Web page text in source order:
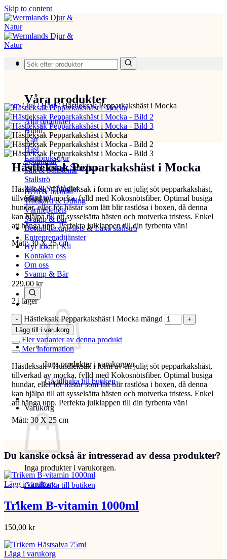
Skip to content
Produkter
Våra produkter
Alla produkter
Hund
Katt
Häst
Lantbruksdjur
Fågel, Fisk & Smådjur
Spannmål
Salt & Saltstenar
Stallströ
Vilt & Småfåglar
Stängsel
Hem & hushåll
Trädgård & Odling
Värmepellets
Svamp & bär
Beställ Laxåpellets & Laxå stallströ
Entreprenadtjänster
Hyr lokal i Kil
Kontakta oss
Om oss
Svamp & Bär
Inga produkter i varukorgen.
Gå tillbaka till butiken
Varukorg
Inga produkter i varukorgen.
Gå tillbaka till butiken
Hem/Jul/Häst/Hästleksak Pepparkakshäst i Mocka
Hästleksak Pepparkakshäst i Mocka
Hästleksak / Hundleksak i form av en julig söt pepparkakshäst,
tillverkad av mocka, fylld med Kokosnötsfiber. Optimal busiga
hundar, eller för hästar som lätt blir rastlösa i boxen, då denna
kan hjälpa till att sysselsätta hästen och motverka tristess. Enkel
att hänga upp. Perfekta julklappen till din fyrbenta vän!
Mått: 30 X 25 cm
229,00 kr
2 i lager
Hästleksak Pepparkakshäst i Mocka mängd
Lägg till i varukorg
Fler varianter av denna produkt
Mer information
Hästleksak / Hundleksak i form av en julig söt pepparkakshäst,
tillverkad av mocka, fylld med Kokosnötsfiber. Optimal busiga
hundar, eller för hästar som lätt blir rastlösa i boxen, då denna
kan hjälpa till att sysselsätta hästen och motverka tristess. Enkel
att hänga upp. Perfekta julklappen till din fyrbenta vän!
Mått: 30 X 25 cm
Du kanske också är intresserad av dessa produkter?
Lägg i varukorg
Trikem B-vitamin 1000ml
150,00 kr
Lägg i varukorg